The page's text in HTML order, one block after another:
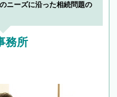
ニーズに沿った相続問題の
務所